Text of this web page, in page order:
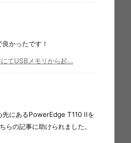
かったです！
てUSBメモリから起...
先にあるPowerEdge T110 IIを
らの記事に助けられました。